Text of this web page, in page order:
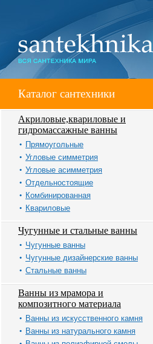
Каталог сантехники
Акриловые,квариловые и
гидромассажные ванны
Прямоугольные
Угловые симметрия
Угловые асимметрия
Отдельностоящие
Комбинированная
Квариловые
Чугунные и стальные ванны
Чугунные ванны
Чугунные дизайнерские ванны
Стальные ванны
Ванны из мрамора и
композитного материала
Ванны из искусственного камня
Ванны из натурального камня